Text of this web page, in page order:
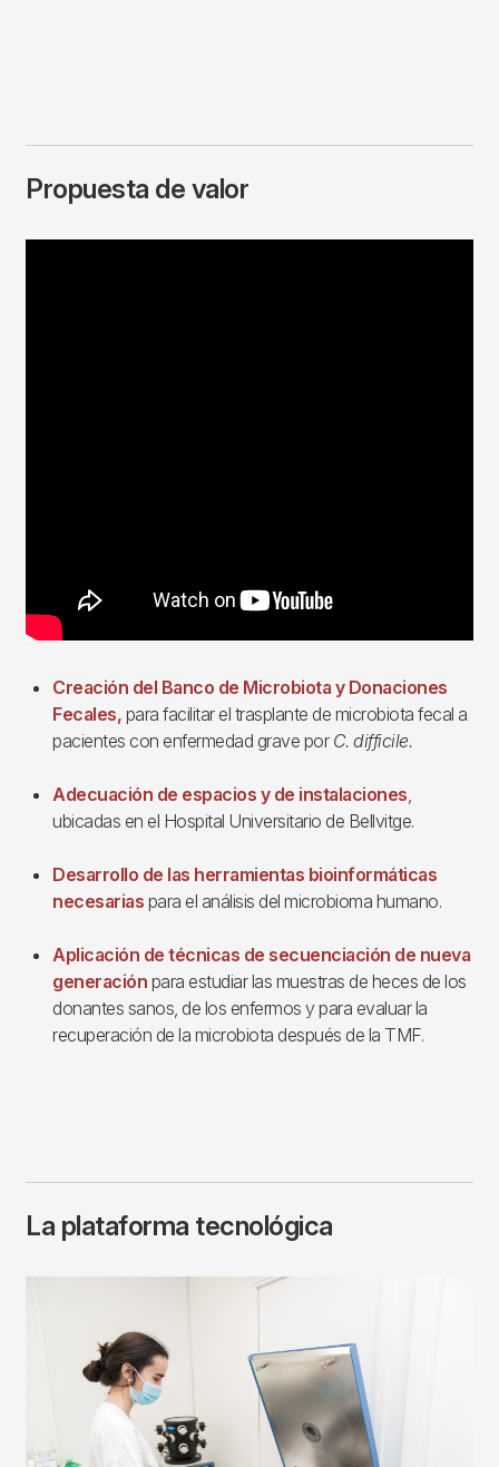
Propuesta de valor
Creación del Banco de Microbiota y Donaciones
Fecales, para facilitar el trasplante de microbiota fecal a
pacientes con enfermedad grave porC. difficile.
Adecuación de espacios y de instalaciones
ubicadas en el Hospital Universitario de Bellvitge.
Desarrollo de las herramientas bioinformáticas
necesarias para el análisis del microbioma humano.
Aplicación de técnicas de secuenciación de nueva
generación para estudiar las muestras de heces de los
donantes sanos, de los enfermos y para evaluar la
recuperación de la microbiota después de la TMF.
La plataforma tecnológica